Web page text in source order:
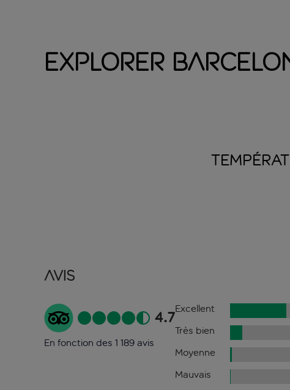
Explorer
Avis
4.7
En fonction des 1 189 avis
Excellent
Très bien
Moyenne
Mauvais